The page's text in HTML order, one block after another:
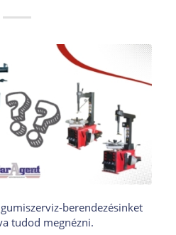
berendezésinket
tudod megnézni.